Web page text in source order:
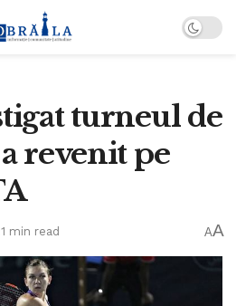
turneul de
revenit pe
min read AA